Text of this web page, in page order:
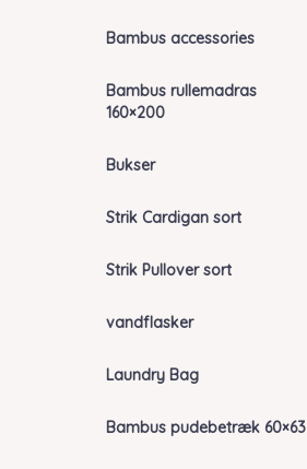
Bambus accessories
Bambus rullemadras
160×200
Bukser
Strik Cardigan sort
Strik Pullover sort
vandflasker
Laundry Bag
Bambus pudebetræk 60×63